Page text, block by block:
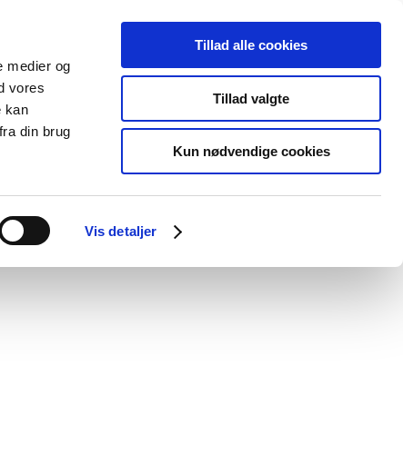
medier og
vores
kan
din brug
Vis detaljer
Tillad alle cookies
Tillad valgte
Kun nødvendige cookies
Særlige
produktområder